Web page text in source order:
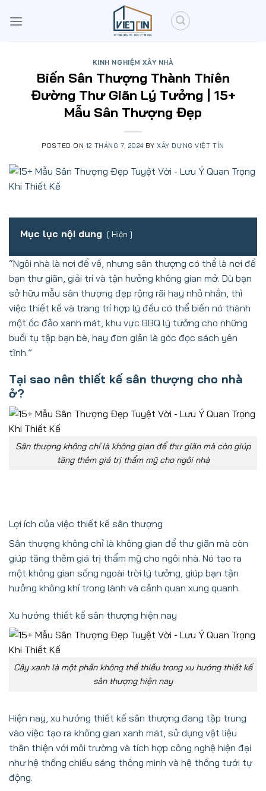
KINH NGHIỆM XÂY NHÀ
Biến Sân Thượng Thành Thiên
Đường Thư Giãn Lý Tưởng | 15+
Mẫu Sân Thượng Đẹp
POSTED ON 12 THÁNG 7, 2024 BYXÂY DỰNG VIỆT TÍN
Mục lục nội dung Hiện
“Ngôi nhà là nơi để về, nhưng sân thượng có thể là nơi để
bạn thư giãn, giải trí và tận hưởng không gian mở. Dù bạn
sở hữu mẫu sân thượng đẹp rộng rãi hay nhỏ nhắn, thì
việc thiết kế và trang trí hợp lý đều có thể biến nó thành
một ốc đảo xanh mát, khu vực BBQ lý tưởng cho những
buổi tụ tập bạn bè, hay đơn giản là góc đọc sách yên
tĩnh.”
Tại sao nên thiết kế sân thượng cho nhà
ở?
Sân thượng không chỉ là không gian để thư giãn mà còn giúp
tăng thêm giá trị thẩm mỹ cho ngôi nhà
Lợi ích của việc thiết kế sân thượng
Sân thượng không chỉ là không gian để thư giãn mà còn
giúp tăng thêm giá trị thẩm mỹ cho ngôi nhà. Nó tạo ra
một không gian sống ngoài trời lý tưởng, giúp bạn tận
hưởng không khí trong lành và cảnh quan xung quanh.
Xu hướng thiết kế sân thượng hiện nay
Cây xanh là một phần không thể thiếu trong xu hướng thiết kế
sân thượng hiện nay
Hiện nay, xu hướng thiết kế sân thượng đang tập trung
vào việc tạo ra không gian xanh mát, sử dụng vật liệu
thân thiện với môi trường và tích hợp công nghệ hiện đại
như hệ thống chiếu sáng thông minh và hệ thống tưới tự
động.